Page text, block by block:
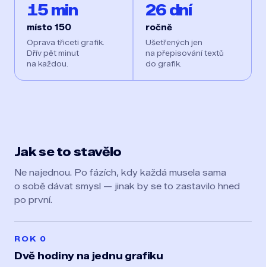
15 min
místo 150
Oprava třiceti grafik.
Dřív pět minut
na každou.
26 dní
ročně
Ušetřených jen
na přepisování textů
do grafik.
Jak se to stavělo
Ne najednou. Po fázích, kdy každá musela sama
o sobě dávat smysl — jinak by se to zastavilo hned
po první.
ROK 0
Dvě hodiny na jednu grafiku